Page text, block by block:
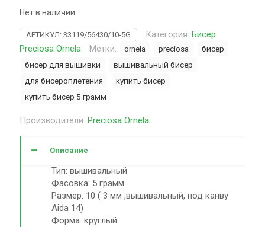
Нет в наличии
АРТИКУЛ: 33119/56430/10-5G Категория: Бисер
Preciosa Ornela
Метки: ornela preciosa
бисер
бисер для вышивки
вышивальный бисер
для бисероплетения
купить бисер
купить бисер 5 грамм
Производители: Preciosa Ornela.
Описание
Тип: вышивальный
Фасовка: 5 грамм
Размер: 10 ( 3 мм ,вышивальный, под канву
Aida 14)
Форма: круглый